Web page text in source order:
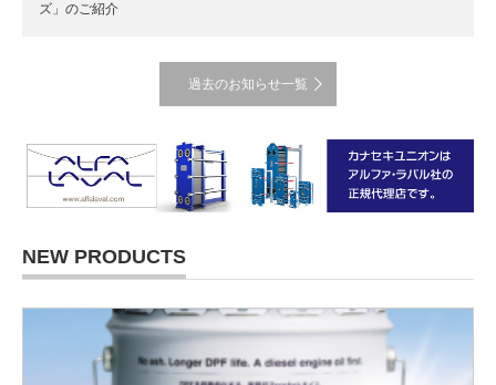
ズ」のご紹介
過去のお知らせ一覧
NEW PRODUCTS